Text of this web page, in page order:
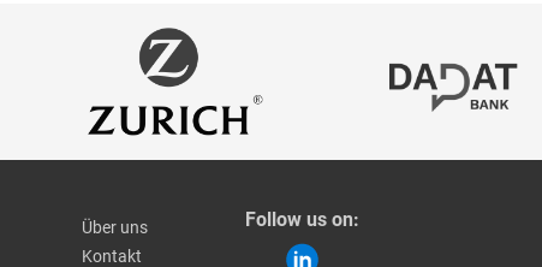
Über uns
Kontakt
Follow us on: